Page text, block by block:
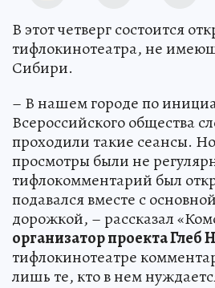
В этот четверг состоится
тифлокинотеатра, не
Сибири.
– В нашем городе по
Всероссийского общества
проходили такие сеансы.
просмотры были не
тифлокомментарий был
подавался вместе с
дорожкой, – рассказал
организатор проекта Глеб
тифлокинотеатре
лишь те, кто в нем